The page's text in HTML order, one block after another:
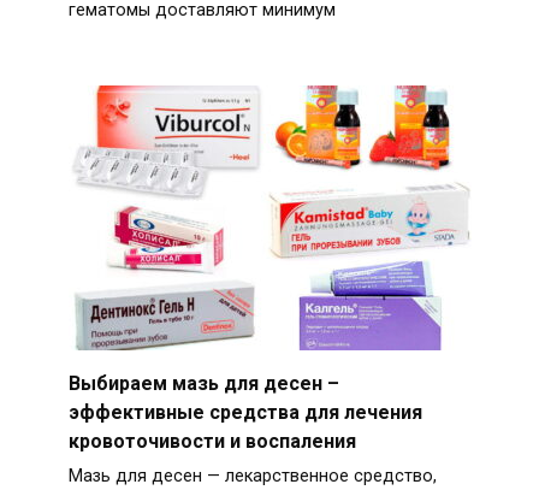
гематомы доставляют минимум
Выбираем мазь для десен –
эффективные средства для лечения
кровоточивости и воспаления
Мазь для десен — лекарственное средство,